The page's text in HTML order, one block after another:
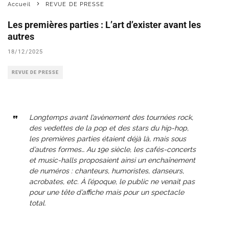
Accueil REVUE DE PRESSE
Les premières parties : L’art d’exister avant les
autres
18/12/2025
REVUE DE PRESSE
Longtemps avant l’avènement des tournées rock,
des vedettes de la pop et des stars du hip-hop,
les premières parties étaient déjà là, mais sous
d’autres formes… Au 19e siècle, les cafés-concerts
et music-halls proposaient ainsi un enchaînement
de numéros : chanteurs, humoristes, danseurs,
acrobates, etc. À l’époque, le public ne venait pas
pour une tête d’affiche mais pour un spectacle
total.